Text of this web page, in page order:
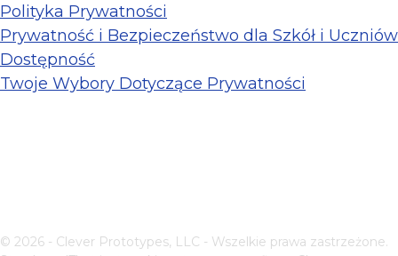
Polityka Prywatności
Prywatność i Bezpieczeństwo dla Szkół i Uczniów
Dostępność
Twoje Wybory Dotyczące Prywatności
© 2026 - Clever Prototypes, LLC - Wszelkie prawa zastrzeżone.